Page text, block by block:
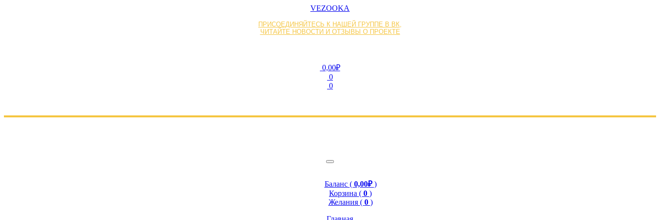
VEZOOKA
ПРИСОЕДИНЯЙТЕСЬ К НАШЕЙ ГРУППЕ В ВК,
ЧИТАЙТЕ НОВОСТИ И ОТЗЫВЫ О ПРОЕКТЕ
0,00₽
0
0
Баланс ( 0,00₽)
Корзина ( 0 )
Желания ( 0 )